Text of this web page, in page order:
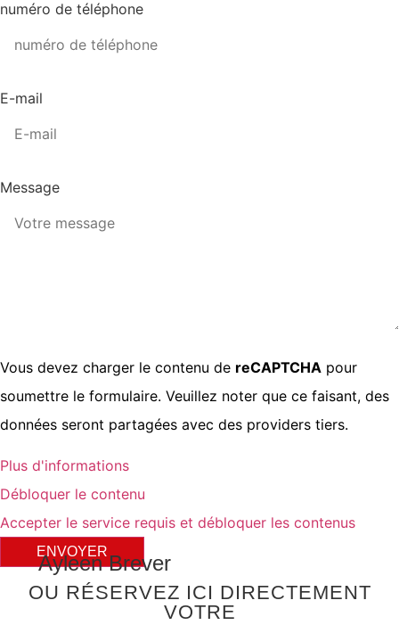
numéro de téléphone
E-mail
Message
Vous devez charger le contenu de reCAPTCHA pour
soumettre le formulaire. Veuillez noter que ce faisant, des
données seront partagées avec des providers tiers.
Plus d'informations
Débloquer le contenu
Accepter le service requis et débloquer les contenus
ENVOYER
OU RÉSERVEZ ICI DIRECTEMENT
VOTRE
Ayleen Brever